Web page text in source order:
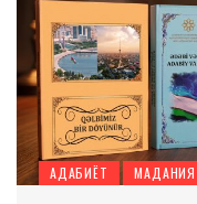
АДАБИЁТ